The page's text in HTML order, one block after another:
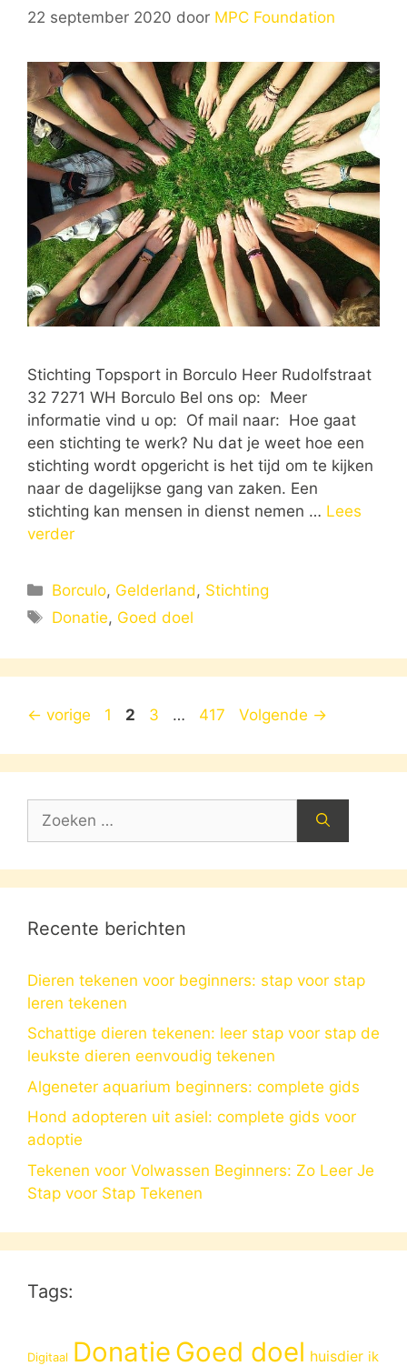
22 september 2020 door MPC Foundation
Stichting Topsport in Borculo Heer Rudolfstraat
32 7271 WH Borculo Bel ons op: Meer
informatie vind u op: Of mail naar: Hoe gaat
een stichting te werk? Nu dat je weet hoe een
stichting wordt opgericht is het tijd om te kijken
naar de dagelijkse gang van zaken. Een
stichting kan mensen in dienst nemen … Lees
verder
Categorieën
Borculo, Gelderland , Stichting
Tags
Donatie, Goed doel
← vorige Pagina
1 Pagina
2 Pagina
3 … Pagina
417 Volgende →
naar:
Recente berichten
Dieren tekenen voor beginners: stap voor stap
leren tekenen
Schattige dieren tekenen: leer stap voor stap de
leukste dieren eenvoudig tekenen
Algeneter aquarium beginners: complete gids
Hond adopteren uit asiel: complete gids voor
adoptie
Tekenen voor Volwassen Beginners: Zo Leer Je
Stap voor Stap Tekenen
Tags:
Digitaal Donatie Goed doel huisdier ik